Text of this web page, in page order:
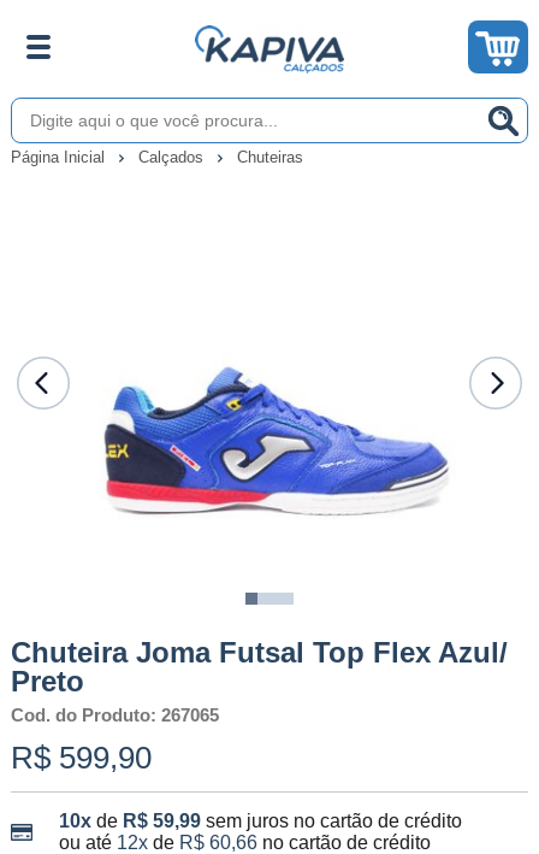
Página Inicial Calçados Chuteiras
Chuteira Joma Futsal Top Flex Azul/
Preto
Cod. do Produto: 267065
R$ 599,90
10xde R$ 59,99 sem juros no cartão de crédito
ou até 12xde R$ 60,66no cartão de crédito